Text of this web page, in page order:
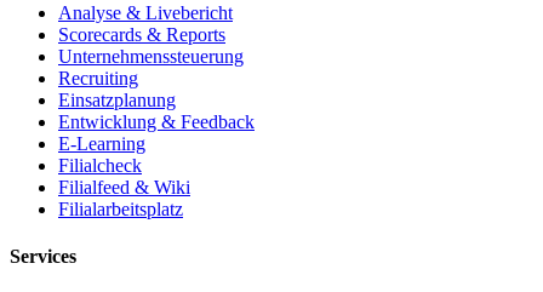
Analyse & Livebericht
Scorecards & Reports
Unternehmenssteuerung
Recruiting
Einsatzplanung
Entwicklung & Feedback
E-Learning
Filialcheck
Filialfeed & Wiki
Filialarbeitsplatz
Services